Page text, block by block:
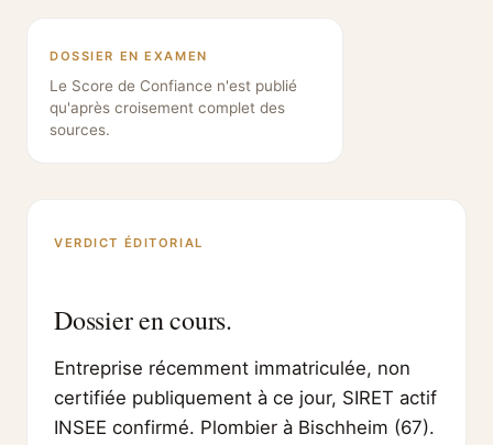
DOSSIER EN EXAMEN
Le Score de Confiance n'est publié
qu'après croisement complet des
sources.
VERDICT ÉDITORIAL
Dossier en cours.
Entreprise récemment immatriculée, non
certifiée publiquement à ce jour, SIRET actif
INSEE confirmé. Plombier à Bischheim (67).